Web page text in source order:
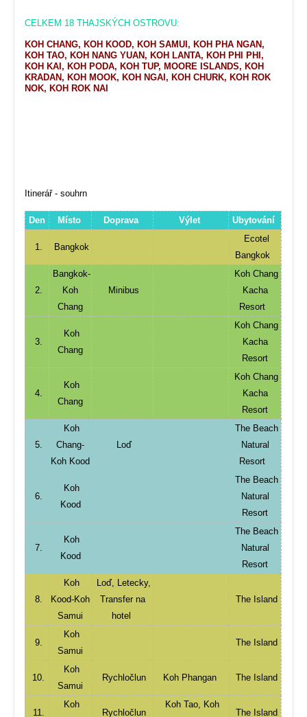
CELKEM 18 THAJSKÝCH OSTROVU:
KOH CHANG, KOH KOOD, KOH SAMUI, KOH PHA NGAN,
KOH TAO, KOH NANG YUAN, KOH LANTA, KOH PHI PHI,
KOH KAI, KOH PODA, KOH TUP, MOORE ISLANDS, KOH
KRADAN, KOH MOOK, KOH NGAI, KOH CHURK, KOH ROK
NOK, KOH ROK NAI
Itinerář - souhrn
Den Místo Doprava Výlet Ubytování
1. Bangkok
Ecotel
Bangkok
2.
Bangkok-
Koh
Chang
Minibus
Koh Chang
Kacha
Resort
3.
Koh
Chang
Koh Chang
Kacha
Resort
4.
Koh
Chang
Koh Chang
Kacha
Resort
5.
Koh
Chang-
Koh Kood
Loď
The Beach
Natural
Resort
6.
Koh
Kood
The Beach
Natural
Resort
7.
Koh
Kood
The Beach
Natural
Resort
8.
Koh
Kood-Koh
Samui
Loď, Letecky,
Transfer na
hotel
The Island
9.
Koh
Samui
The Island
10.
Koh
Samui
Rychločlun Koh Phangan The Island
11.
Koh
Rychločlun
Koh Tao, Koh
The Island